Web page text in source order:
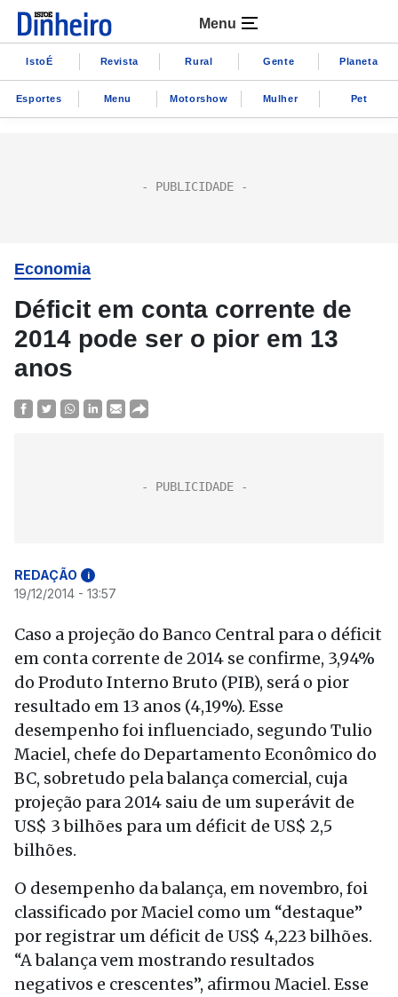
Menu
IstoÉ Revista Rural Gente Planeta
Esportes Menu Motorshow Mulher Pet
Economia
Déficit em conta corrente de
2014 pode ser o pior em 13
anos
REDAÇÃO i
19/12/2014 - 13:57
Caso a projeção do Banco Central para o déficit
em conta corrente de 2014 se confirme, 3,94%
do Produto Interno Bruto (PIB), será o pior
resultado em 13 anos (4,19%). Esse
desempenho foi influenciado, segundo Tulio
Maciel, chefe do Departamento Econômico do
BC, sobretudo pela balança comercial, cuja
projeção para 2014 saiu de um superávit de
US$ 3 bilhões para um déficit de US$ 2,5
bilhões.
O desempenho da balança, em novembro, foi
classificado por Maciel como um “destaque”
por registrar um déficit de US$ 4,223 bilhões.
“A balança vem mostrando resultados
negativos e crescentes”, afirmou Maciel. Esse